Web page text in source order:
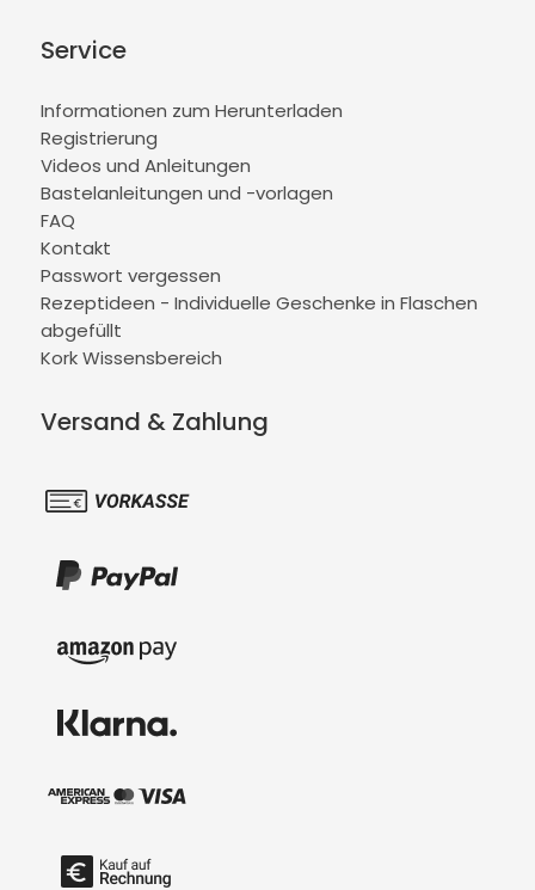
Service
Informationen zum Herunterladen
Registrierung
Videos und Anleitungen
Bastelanleitungen und -vorlagen
FAQ
Kontakt
Passwort vergessen
Rezeptideen - Individuelle Geschenke in Flaschen
abgefüllt
Kork Wissensbereich
Versand & Zahlung